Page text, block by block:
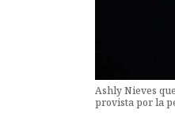
Ashly Nieves
provista por la